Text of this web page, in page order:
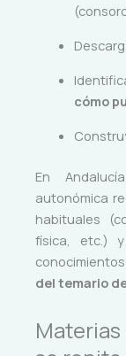
cómo
En
autonómica
habituales
física, etc.)
del temario